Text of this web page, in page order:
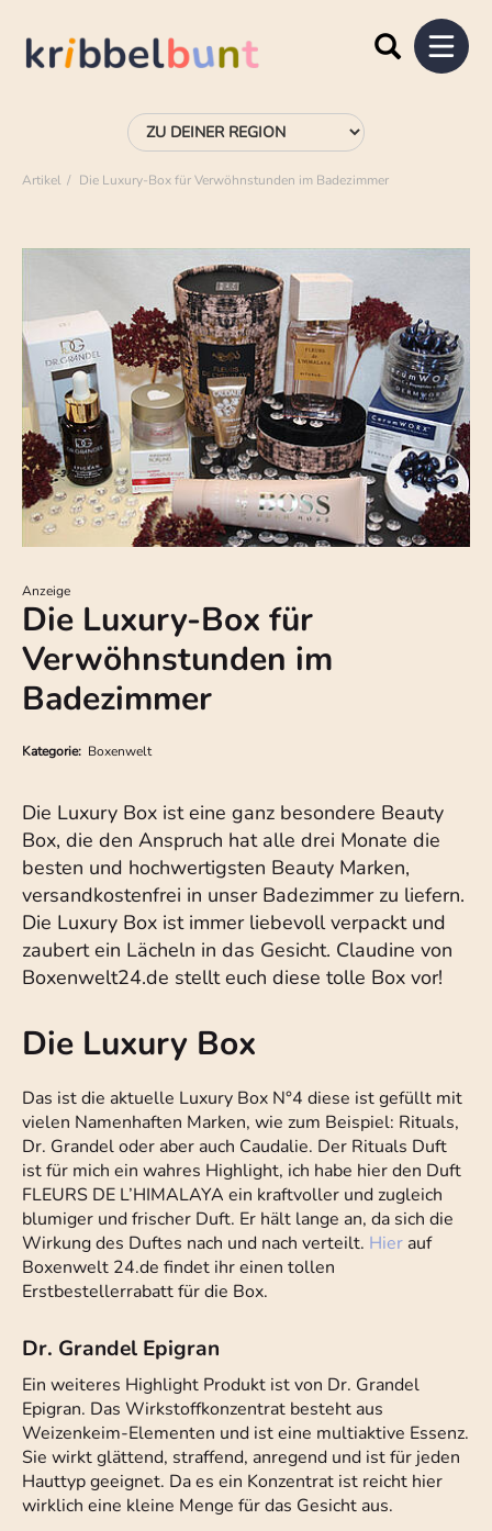
Artikel Die Luxury-Box für Verwöhnstunden im Badezimmer
Anzeige
Die Luxury-Box für
Verwöhnstunden im
Badezimmer
Kategorie: Boxenwelt
Die Luxury Box ist eine ganz besondere Beauty
Box, die den Anspruch hat alle drei Monate die
besten und hochwertigsten Beauty Marken,
versandkostenfrei in unser Badezimmer zu liefern.
Die Luxury Box ist immer liebevoll verpackt und
zaubert ein Lächeln in das Gesicht. Claudine von
Boxenwelt24.de stellt euch diese tolle Box vor!
Die Luxury Box
Das ist die aktuelle Luxury Box N°4 diese ist gefüllt mit
vielen Namenhaften Marken, wie zum Beispiel: Rituals,
Dr. Grandel oder aber auch Caudalie. Der Rituals Duft
ist für mich ein wahres Highlight, ich habe hier den Duft
FLEURS DE L’HIMALAYA ein kraftvoller und zugleich
blumiger und frischer Duft. Er hält lange an, da sich die
Wirkung des Duftes nach und nach verteilt. Hier auf
Boxenwelt 24.de findet ihr einen tollen
Erstbestellerrabatt für die Box.
Dr. Grandel Epigran
Ein weiteres Highlight Produkt ist von Dr. Grandel
Epigran. Das Wirkstoffkonzentrat besteht aus
Weizenkeim-Elementen und ist eine multiaktive Essenz.
Sie wirkt glättend, straffend, anregend und ist für jeden
Hauttyp geeignet. Da es ein Konzentrat ist reicht hier
wirklich eine kleine Menge für das Gesicht aus.